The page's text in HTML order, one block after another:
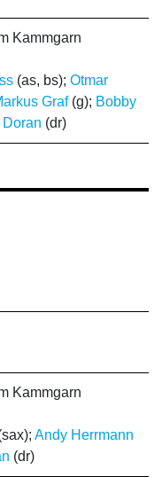
Kammgarn
(as, bs); Otmar
Graf(g); Bobby
Doran (dr)
Kammgarn
Andy Herrmann
(dr)